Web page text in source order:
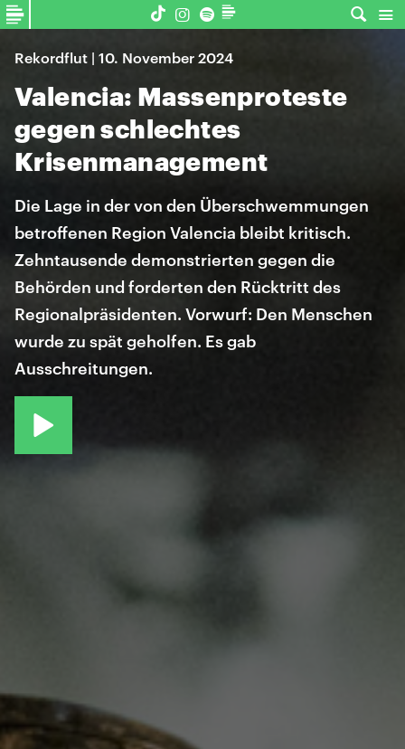
Rekordflut | 10. November 2024
Valencia: Massenproteste
gegen schlechtes
Krisenmanagement
Die Lage in der von den Überschwemmungen
betroffenen Region Valencia bleibt kritisch.
Zehntausende demonstrierten gegen die
Behörden und forderten den Rücktritt des
Regionalpräsidenten. Vorwurf: Den Menschen
wurde zu spät geholfen. Es gab
Ausschreitungen.